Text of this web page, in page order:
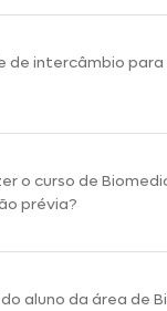
de intercâmbio
o curso de
prévia?
aluno da área de